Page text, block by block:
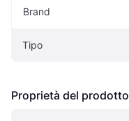
Brand
Tipo
Proprietà del prodotto